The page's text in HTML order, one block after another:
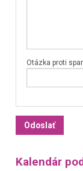
Otázka proti
Kalendár